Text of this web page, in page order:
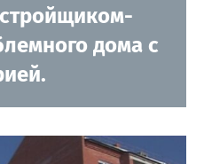
дома с